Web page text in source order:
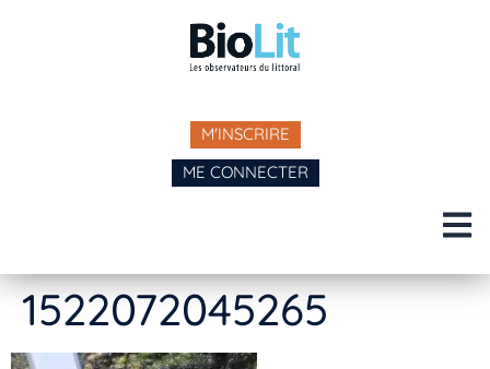
M'INSCRIRE
ME CONNECTER
1522072045265